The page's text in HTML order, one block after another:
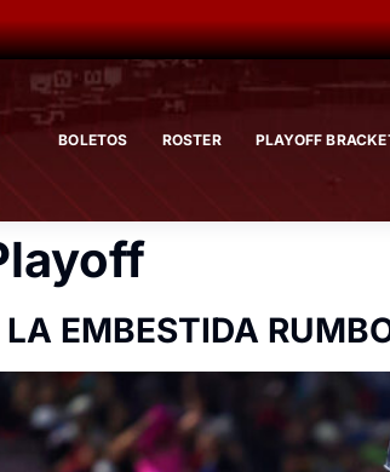
BOLETOS ROSTER PLAYOFF
EMBESTIDA